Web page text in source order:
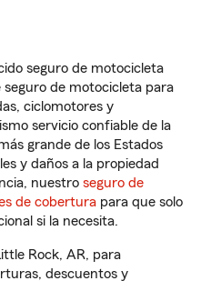
seguro de motocicleta
seguro de motocicleta para
ciclomotores y
servicio confiable de la
grande de los Estados
y daños a la propiedad
nuestro seguro de
de cobertura para que solo
si la necesita.
Rock, AR, para
descuentos y